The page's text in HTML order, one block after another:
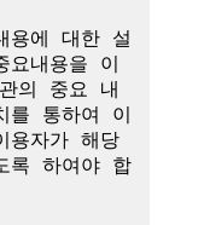
용에 대한 설
요내용을 이
의 중요 내
를 통하여 이
용자가 해당
록 하여야 합